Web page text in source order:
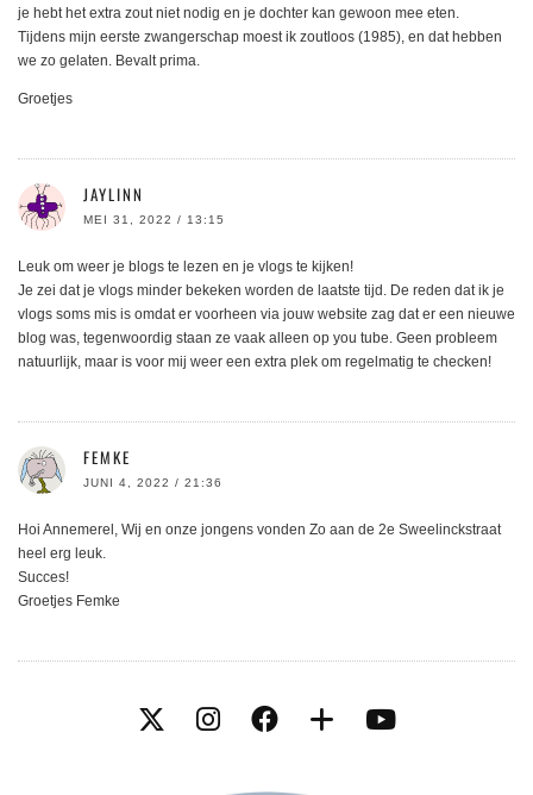
je hebt het extra zout niet nodig en je dochter kan gewoon mee eten.
Tijdens mijn eerste zwangerschap moest ik zoutloos (1985), en dat hebben
we zo gelaten. Bevalt prima.
Groetjes
JAYLINN
MEI 31, 2022 / 13:15
Leuk om weer je blogs te lezen en je vlogs te kijken!
Je zei dat je vlogs minder bekeken worden de laatste tijd. De reden dat ik je
vlogs soms mis is omdat er voorheen via jouw website zag dat er een nieuwe
blog was, tegenwoordig staan ze vaak alleen op you tube. Geen probleem
natuurlijk, maar is voor mij weer een extra plek om regelmatig te checken!
FEMKE
JUNI 4, 2022 / 21:36
Hoi Annemerel, Wij en onze jongens vonden Zo aan de 2e Sweelinckstraat
heel erg leuk.
Succes!
Groetjes Femke